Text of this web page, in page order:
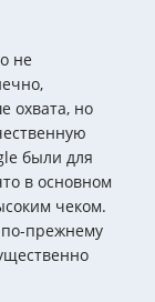
не
охвата, но
были для
в основном
чеком.
прежнему